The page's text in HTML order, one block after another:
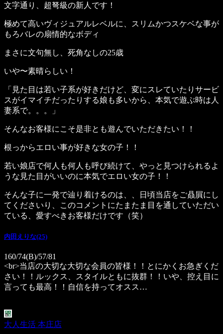
文字通り、超弩級の新人です！
極めて高いヴィジュアルレベルに、スリムかつスケベな事が
もろバレの扇情的なボディ
まさに文句無し、死角なしの25歳
いや〜素晴らしい！
「見た目は若い子系が好きだけど、変にスレていたりサービ
スがイマイチだったりする娘も多いから、本気で遊ぶ時は人
妻系で。。。」
そんなお客様にこそ是非とも遊んでいただきたい！！
根っからエロい事が好きな女の子！！
若い娘店で何人も何人も呼び続けて、やっと見つけられるよ
うな見た目がいいのに本気でエロい女の子！！
そんな子に一発で辿り着けるのは、、日頃当店をご贔屓にし
てくださいり、このコメントにたまたま目を通していただい
ている、愛すべきお客様だけです（笑）
内田えりな(25)
160/74(B)/57/81
<br>当店の大切な大切な会員の皆様！！とにかくお急ぎくだ
さい！！ルックス、スタイルともに抜群！！いや、控え目に
言っても最高！！自信を持ってオスス…
大人生活 本庄店